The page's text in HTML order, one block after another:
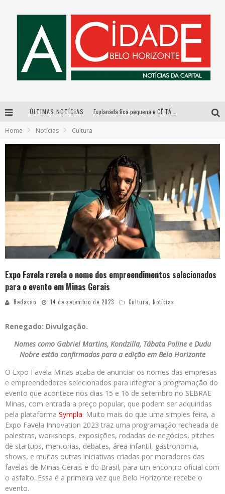
ÚLTIMAS NOTÍCIAS
Home Notícias Cultura
Expo Favela revela o nome dos empreendimentos selecionados
para o evento em Minas Gerais
Redacao 14 de setembro de 2023 Cultura, Notícias
Renegado: Divulgação.
Nomes como Gabriel Martins, Kondzilla, Tábata Poline e Dudu
Nobre estão confirmados para a edição em Belo Horizonte
O Expo Favela Minas acaba de anunciar os nomes das empresas
e empreendedores selecionados para integrar a programação do
evento que acontece nos dias 15 e 16 de setembro no SEBRAE
Minas, com entrada a preço popular, que podem ser adquiridas
pela plataforma Sympla. Muito mais do que uma simples feira, a
Expo Favela Innovation 2023 traz uma programação recheada de
palestras, workshops, exposições, rodadas de negócios, pitches
de startups, mentorias, debates, área infantil, gastronomia,
shows, e muitas outras iniciativas criadas por moradores das
favelas de Minas Gerais e do Brasil, para um encontro oficial com
o asfalto. Essa é a primeira vez que Belo Horizonte recebe o
evento.